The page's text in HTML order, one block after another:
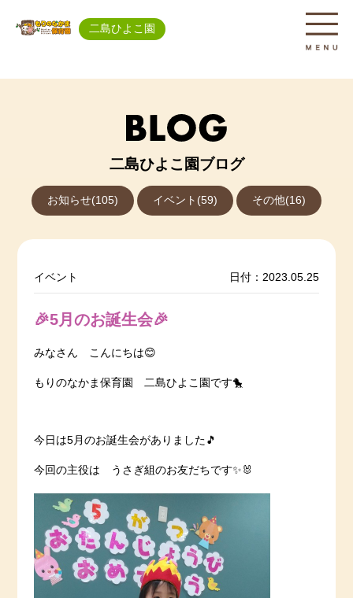
二島ひよこ園
二島ひよこ園ブログ
お知らせ(105) イベント(59) その他(16)
イベント 日付：2023.05.25
🎉5月のお誕生会🎉
みなさん こんにちは😊
もりのなかま保育園 二島ひよこ園です🐤
今日は5月のお誕生会がありました🎵
今回の主役は うさぎ組のお友だちです✨🐰